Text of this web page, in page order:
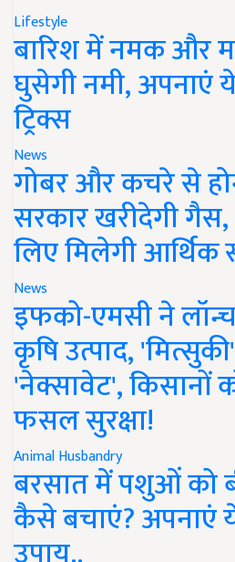
Lifestyle
बारिश में नमक और
घुसेगी नमी, अपनाएं
ट्रिक्स
News
गोबर और कचरे से
सरकार खरीदेगी
लिए मिलेगी आर्थिक
News
इफको-एमसी ने
कृषि उत्पाद,
'नेक्सावेट', किसानों
फसल सुरक्षा!
Animal Husbandry
बरसात में पशुओं को
कैसे बचाएं? अपनाएं